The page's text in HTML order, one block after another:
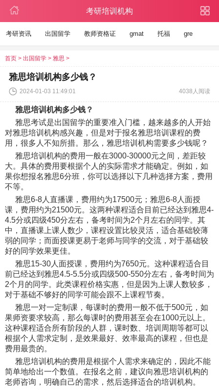
考研培训机构
考研资讯 出国留学 教师资格证 gmat 托福 gre
首页 > 出国留学 > 雅思 >
雅思培训机构多少钱？
2024-01-03 11:49:01 4038人阅读
雅思培训机构多少钱？
雅思考试是出国留学的重要准入门槛，越来越多的人开始
对雅思培训机构感兴趣，但是对于报名雅思培训课程的费
用，很多人不知所措。那么，雅思培训机构需要多少钱呢？
雅思培训机构的费用一般在3000-30000元之间，差距较
大。具体的费用要根据个人的实际需求才能确定。例如，如
果你想报名雅思6分班，你可以选择以下几种选择方案，费用
不等。
雅思6-8人直播课，费用约为17500元；雅思6-8人面授
课，费用约为21500元。这两种课程适合目前已经达到雅思4-
4.5分或四级450分左右，备考时间为2个月左右的同学。其
中，直播课上课人数少，课程设置比较灵活，适合基础较薄
弱的同学；而面授课更易于老师与同学的交流，对于基础较
好的同学效果更佳。
雅思15-30人面授课，费用约为7650元。这种课程适合目
前已经达到雅思4.5-5.5分或四级500-550分左右，备考时间为
2个月的同学。此类课程价格实惠，但是因为上课人数较多，
对于基础不够好的同学可能会跟不上课程节奏。
雅思一对一定制课，每课时的费用一般不低于500元，如
果师资要求较高，那么每课时的费用甚至会在1000元以上。
这种课程适合所有阶段的人群，课时数、培训周期等都可以
根据个人需求定制，是效果最好、效率最高的课程，但也是
费用最贵的。
雅思培训机构的费用是根据个人需求来确定的，因此不能
简单地给出一个数值。在报名之前，建议向雅思培训机构的
老师咨询，明确自己的需求，然后选择适合的培训机构。